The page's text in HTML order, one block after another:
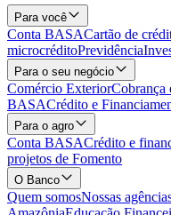
Para você
Conta BASACartão de
microcréditoPrevidência
Para o seu negócio
Comércio ExteriorCobrança
BASACrédito e
Para o agro
Conta BASACrédito e
projetos de Fomento
O Banco
Quem somosNossas